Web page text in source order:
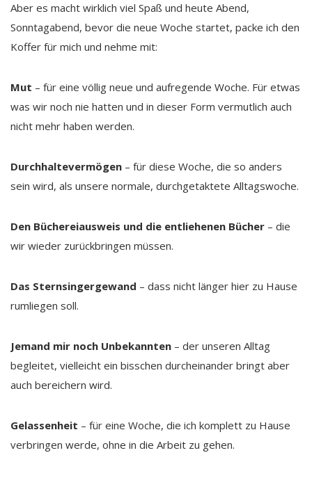
Aber es macht wirklich viel Spaß und heute Abend,
Sonntagabend, bevor die neue Woche startet, packe ich den
Koffer für mich und nehme mit:
Mut – für eine völlig neue und aufregende Woche. Für etwas
was wir noch nie hatten und in dieser Form vermutlich auch
nicht mehr haben werden.
Durchhaltevermögen – für diese Woche, die so anders
sein wird, als unsere normale, durchgetaktete Alltagswoche.
Den Büchereiausweis und die entliehenen Bücher – die
wir wieder zurückbringen müssen.
Das Sternsingergewand – dass nicht länger hier zu Hause
rumliegen soll.
Jemand mir noch Unbekannten – der unseren Alltag
begleitet, vielleicht ein bisschen durcheinander bringt aber
auch bereichern wird.
Gelassenheit – für eine Woche, die ich komplett zu Hause
verbringen werde, ohne in die Arbeit zu gehen.